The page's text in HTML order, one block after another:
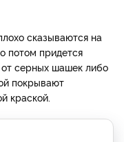
сказываются на
потом придется
от серных шашек либо
покрывают
краской.